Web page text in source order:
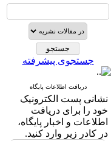
جستجوی پیشرفته
دریافت اطلاعات پایگاه
نشانی پست الکترونیک
خود را برای دریافت
اطلاعات و اخبار پایگاه،
در کادر زیر وارد کنید.